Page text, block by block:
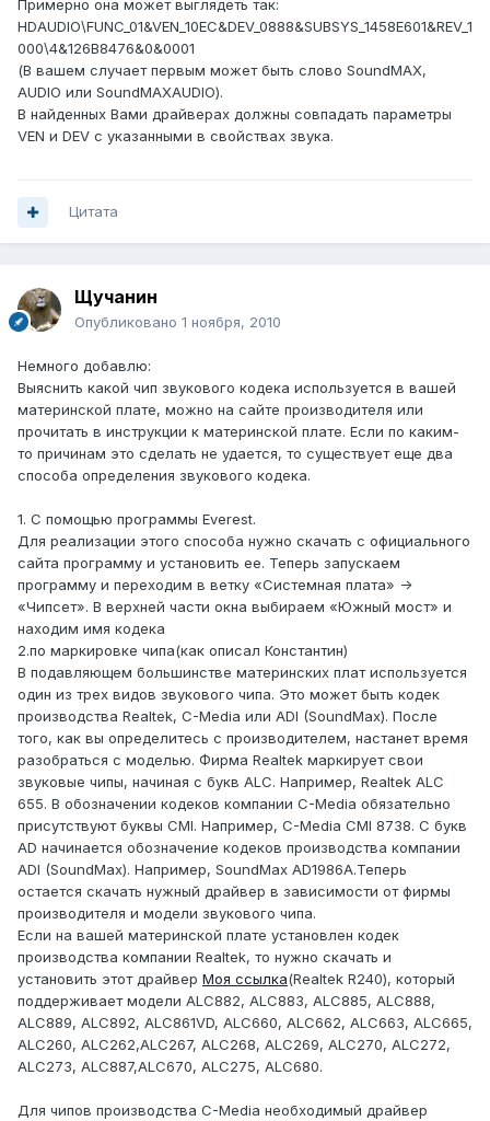
Примерно она может выглядеть так:
HDAUDIO\FUNC_01&VEN_10EC&DEV_0888&SUBSYS_1458E601&REV_1
000\4&126B8476&0&0001
(В вашем случает первым может быть слово SoundMAX,
AUDIO или SoundMAXAUDIO).
В найденных Вами драйверах должны совпадать параметры
VEN и DEV с указанными в свойствах звука.
Цитата
Щучанин
Опубликовано 1 ноября, 2010
Немного добавлю:
Выяснить какой чип звукового кодека используется в вашей
материнской плате, можно на сайте производителя или
прочитать в инструкции к материнской плате. Если по каким-
то причинам это сделать не удается, то существует еще два
способа определения звукового кодека.
1. С помощью программы Everest.
Для реализации этого способа нужно скачать с официального
сайта программу и установить ее. Теперь запускаем
программу и переходим в ветку «Системная плата» ->
«Чипсет». В верхней части окна выбираем «Южный мост» и
находим имя кодека
2.по маркировке чипа(как описал Константин)
В подавляющем большинстве материнских плат используется
один из трех видов звукового чипа. Это может быть кодек
производства Realtek, C-Media или ADI (SoundMax). После
того, как вы определитесь с производителем, настанет время
разобраться с моделью. Фирма Realtek маркирует свои
звуковые чипы, начиная с букв ALC. Например, Realtek ALC
655. В обозначении кодеков компании C-Media обязательно
присутствуют буквы CMI. Например, C-Media CMI 8738. С букв
AD начинается обозначение кодеков производства компании
ADI (SoundMax). Например, SoundMax AD1986A.Теперь
остается скачать нужный драйвер в зависимости от фирмы
производителя и модели звукового чипа.
Если на вашей материнской плате установлен кодек
производства компании Realtek, то нужно скачать и
установить этот драйвер Моя ссылка(Realtek R240), который
поддерживает модели ALC882, ALC883, ALC885, ALC888,
ALC889, ALC892, ALC861VD, ALC660, ALC662, ALC663, ALC665,
ALC260, ALC262,ALC267, ALC268, ALC269, ALC270, ALC272,
ALC273, ALC887,ALC670, ALC275, ALC680.
Для чипов производства C-Media необходимый драйвер